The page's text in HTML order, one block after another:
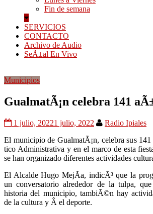
Fin de semana
SERVICIOS
CONTACTO
Archivo de Audio
SeÃ±al En Vivo
Municipios
GualmatÃ¡n celebra 141
1 julio, 20221 julio, 2022
Radio Ipiales
El municipio de GualmatÃ¡n, celebra sus
tico Administrativa y en el marco de esta
se han organizado diferentes actividades
El Alcalde Hugo MejÃ­a, indicÃ³ que la
un conversatorio alrededor de la tulpa,
historia del municipio, tambiÃ©n hay
de la cultura y Â el deporte.